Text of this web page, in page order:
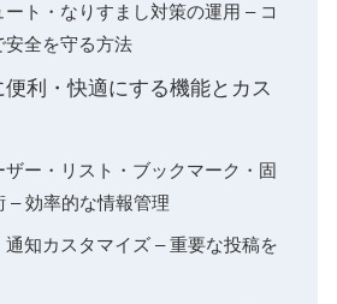
ト・なりすまし対策の運用 – コ
安全を守る方法
利・快適にする機能とカス
ザー・リスト・ブックマーク・固
– 効率的な情報管理
通知カスタマイズ – 重要な投稿を